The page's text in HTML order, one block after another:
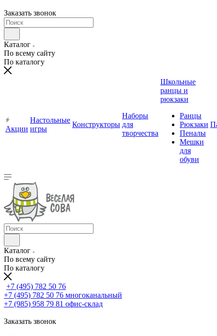
Заказать звонок
Каталог
По всему сайту
По каталогу
Акции
Настольные
игры
Конструкторы
Наборы
для
творчества
Школьные
ранцы и
рюкзаки
Ранцы
Рюкзаки
Пеналы
Мешки
для
обуви
Каталог
По всему сайту
По каталогу
+7 (495) 782 50 76
+7 (495) 782 50 76 многоканальный
+7 (985) 958 79 81 офис-склад
Заказать звонок